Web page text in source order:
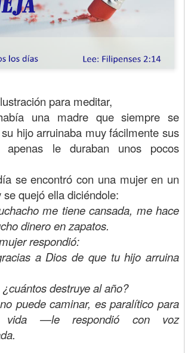
para meditar,
una madre que siempre se
hijo arruinaba muy fácilmente sus
apenas le duraban unos pocos
se encontró con una mujer en un
quejó ella diciéndole:
me tiene cansada, me hace
dinero en zapatos.
respondió:
a Dios de que tu hijo arruina
¿cuántos destruye al año?
puede caminar, es paralítico para
—le respondió con voz